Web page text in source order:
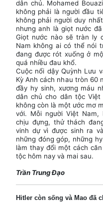
dân chủ. Mohamed
không phải là người đầu
không phải người duy
nhưng anh là giọt nước
Giọt nước nào sẽ tràn ly
Nam không ai có thể nói
đang được rót xuống ở
quá nhiều đau khổ.
Cuộc nổi dậy Quỳnh Lưu
Kỳ Anh cách nhau tròn 60
đầy hy sinh, xương máu
dân chủ cho dân tộc
không còn là một ước mơ
với. Mỗi người Việt Nam,
chịu đựng, thử thách
vinh dự vì được sinh ra
những đóng góp, những
làm thay đổi một cách
tộc hôm nay và mai sau.
Trần Trung Đạo
Hitler còn sống và Mao đã